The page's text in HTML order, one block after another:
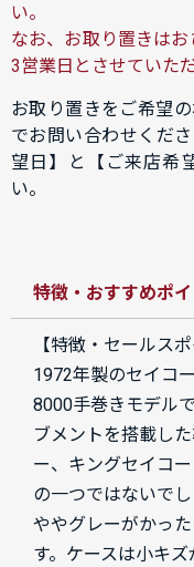
い。
なお、お取り置きは
3営業日とさせていただ
お取り置きをご希望
でお問い合わせくだ
望日】と【ご来店希
い。
特徴・おすすめポイ
【特徴・セールスポ
1972年製のセイコ
8000手巻きモデル
ブメントを搭載し
ー、キングセイコ
の一つではないで
ややグレーがかっ
す。ケースは小キ